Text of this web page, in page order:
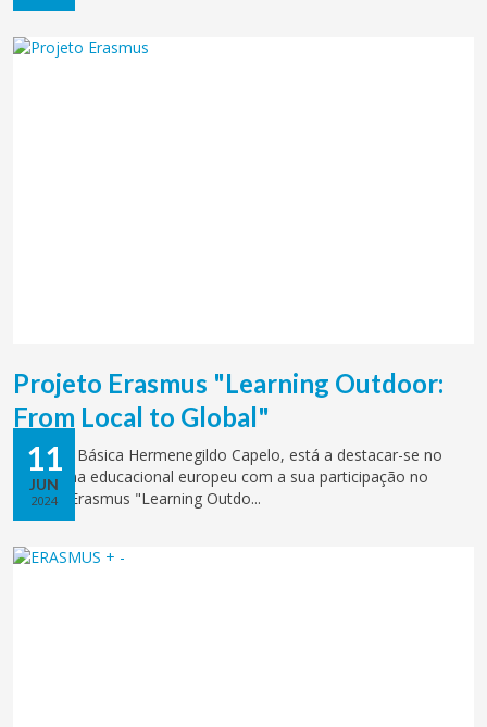
11
JUN
2024
Projeto Erasmus "Learning Outdoor:
From Local to Global"
A Escola Básica Hermenegildo Capelo, está a destacar-se no
panorama educacional europeu com a sua participação no
projeto Erasmus "Learning Outdo...